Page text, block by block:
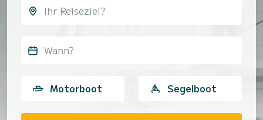
Wann?
Motorboot Segelboot